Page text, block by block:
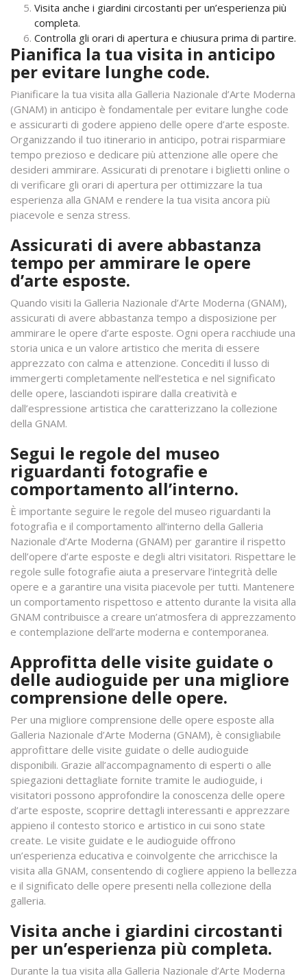
Visita anche i giardini circostanti per un’esperienza più
completa.
Controlla gli orari di apertura e chiusura prima di partire.
Pianifica la tua visita in anticipo
per evitare lunghe code.
Pianificare la tua visita alla Galleria Nazionale d’Arte Moderna
(GNAM) in anticipo è fondamentale per evitare lunghe code
e assicurarti di godere appieno delle opere d’arte esposte.
Organizzando il tuo itinerario in anticipo, potrai risparmiare
tempo prezioso e dedicare più attenzione alle opere che
desideri ammirare. Assicurati di prenotare i biglietti online o
di verificare gli orari di apertura per ottimizzare la tua
esperienza alla GNAM e rendere la tua visita ancora più
piacevole e senza stress.
Assicurati di avere abbastanza
tempo per ammirare le opere
d’arte esposte.
Quando visiti la Galleria Nazionale d’Arte Moderna (GNAM),
assicurati di avere abbastanza tempo a disposizione per
ammirare le opere d’arte esposte. Ogni opera racchiude una
storia unica e un valore artistico che merita di essere
apprezzato con calma e attenzione. Concediti il lusso di
immergerti completamente nell’estetica e nel significato
delle opere, lasciandoti ispirare dalla creatività e
dall’espressione artistica che caratterizzano la collezione
della GNAM.
Segui le regole del museo
riguardanti fotografie e
comportamento all’interno.
È importante seguire le regole del museo riguardanti la
fotografia e il comportamento all’interno della Galleria
Nazionale d’Arte Moderna (GNAM) per garantire il rispetto
dell’opere d’arte esposte e degli altri visitatori. Rispettare le
regole sulle fotografie aiuta a preservare l’integrità delle
opere e a garantire una visita piacevole per tutti. Mantenere
un comportamento rispettoso e attento durante la visita alla
GNAM contribuisce a creare un’atmosfera di apprezzamento
e contemplazione dell’arte moderna e contemporanea.
Approfitta delle visite guidate o
delle audioguide per una migliore
comprensione delle opere.
Per una migliore comprensione delle opere esposte alla
Galleria Nazionale d’Arte Moderna (GNAM), è consigliabile
approfittare delle visite guidate o delle audioguide
disponibili. Grazie all’accompagnamento di esperti o alle
spiegazioni dettagliate fornite tramite le audioguide, i
visitatori possono approfondire la conoscenza delle opere
d’arte esposte, scoprire dettagli interessanti e apprezzare
appieno il contesto storico e artistico in cui sono state
create. Le visite guidate e le audioguide offrono
un’esperienza educativa e coinvolgente che arricchisce la
visita alla GNAM, consentendo di cogliere appieno la bellezza
e il significato delle opere presenti nella collezione della
galleria.
Visita anche i giardini circostanti
per un’esperienza più completa.
Durante la tua visita alla Galleria Nazionale d’Arte Moderna